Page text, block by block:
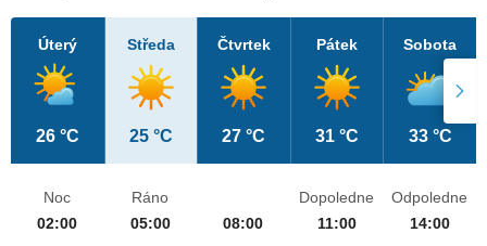
Úterý
26 °C
Středa
25 °C
Čtvrtek
27 °C
Pátek
31 °C
Sobota
33 °C
Noc
02:00
Ráno
05:00
08:00
Dopoledne
11:00
Odpoledne
14:00